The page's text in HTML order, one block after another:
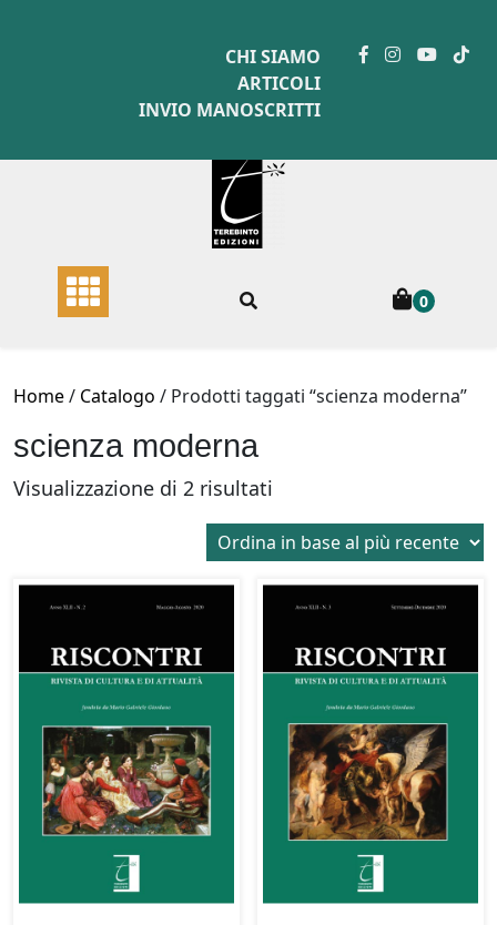
CHI SIAMO
ARTICOLI
INVIO MANOSCRITTI
0
Home/ Catalogo / Prodotti taggati “scienza moderna”
scienza moderna
Visualizzazione di 2 risultati
in
base
più